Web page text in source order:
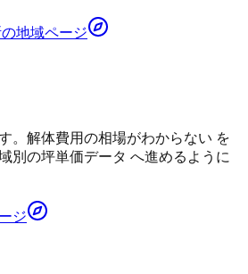
の地域ページ
。解体費用の相場がわからない を
別の坪単価データ へ進めるように
ジ